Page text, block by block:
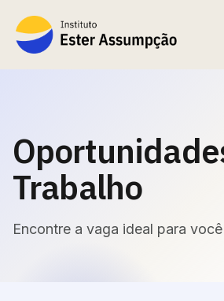
Trabalho
Encontre a vaga ideal para você